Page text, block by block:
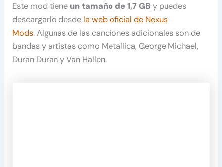
Este mod tiene un tamaño de 1,7 GB y puedes
descargarlo desde la web oficial de Nexus
Mods. Algunas de las canciones adicionales son de
bandas y artistas como Metallica, George Michael,
Duran Duran y Van Hallen.